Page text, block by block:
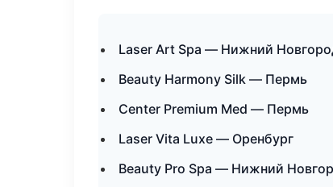
Laser Art Spa — Нижний
Beauty Harmony Silk — Пермь
Center Premium Med — Пермь
Laser Vita Luxe — Оренбург
Beauty Pro Spa — Нижний